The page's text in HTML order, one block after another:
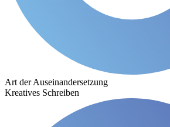
Art der Auseinandersetzung
Kreatives Schreiben